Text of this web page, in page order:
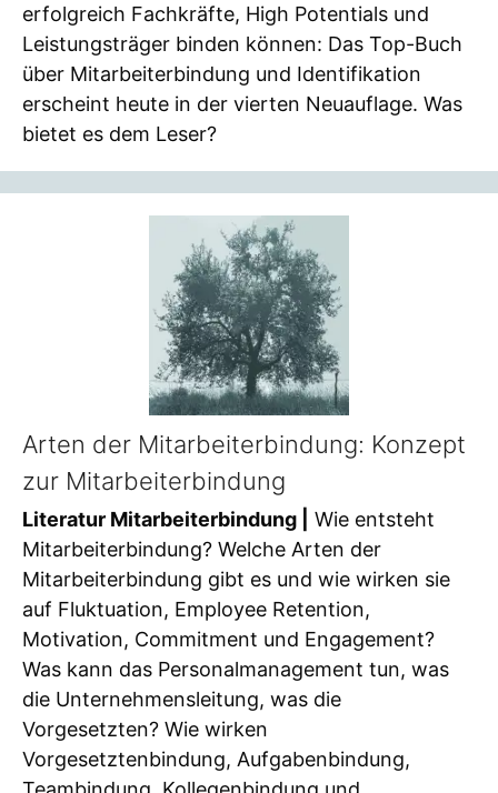
erfolgreich Fachkräfte, High Potentials und
Leistungsträger binden können: Das Top-Buch
über Mitarbeiterbindung und Identifikation
erscheint heute in der vierten Neuauflage. Was
bietet es dem Leser?
Arten der Mitarbeiterbindung: Konzept
zur Mitarbeiterbindung
Literatur Mitarbeiterbindung |
Wie entsteht
Mitarbeiterbindung? Welche Arten der
Mitarbeiterbindung gibt es und wie wirken sie
auf Fluktuation, Employee Retention,
Motivation, Commitment und Engagement?
Was kann das Personalmanagement tun, was
die Unternehmensleitung, was die
Vorgesetzten? Wie wirken
Vorgesetztenbindung, Aufgabenbindung,